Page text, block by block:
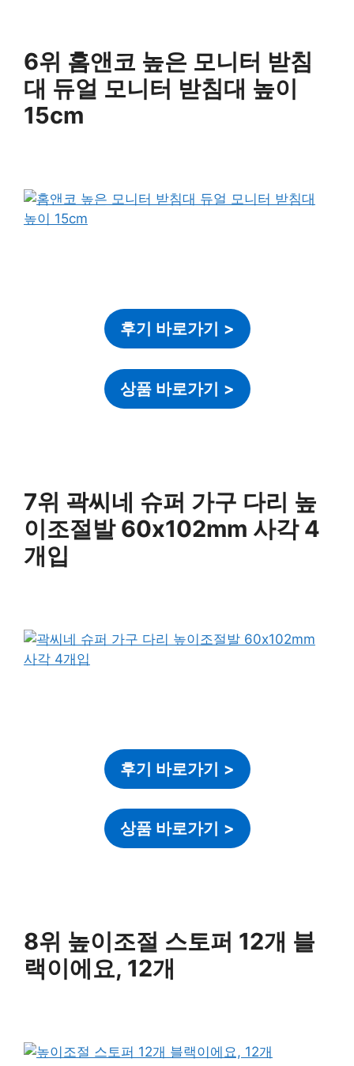
6위 홈앤코 높은 모니터 받침
대 듀얼 모니터 받침대 높이
15cm
후기 바로가기 >
상품 바로가기 >
7위 곽씨네 슈퍼 가구 다리 높
이조절발 60x102mm 사각 4
개입
후기 바로가기 >
상품 바로가기 >
8위 높이조절 스토퍼 12개 블
랙이에요, 12개